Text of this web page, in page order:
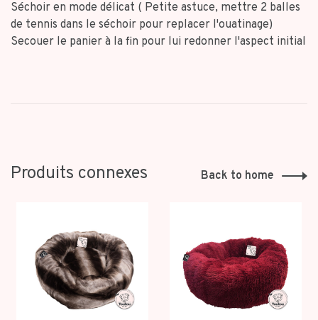
Séchoir en mode délicat ( Petite astuce, mettre 2 balles
de tennis dans le séchoir pour replacer l'ouatinage)
Secouer le panier à la fin pour lui redonner l'aspect initial
Produits connexes Back to home